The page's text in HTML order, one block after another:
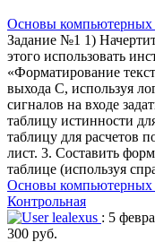
Основы компьютерных
Задание №1 1)
этого использовать
«Форматирование
выхода С, используя
сигналов на входе
таблицу истинности
таблицу для расчетов
лист. 3. Составить
таблице (используя
Основы компьютерных
Контрольная
lealexus : 5
300 руб.